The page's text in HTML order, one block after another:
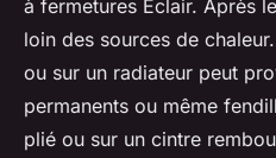
à fermetures Éclair. Après
loin des sources de
ou sur un radiateur peut
permanents ou même
plié ou sur un cintre